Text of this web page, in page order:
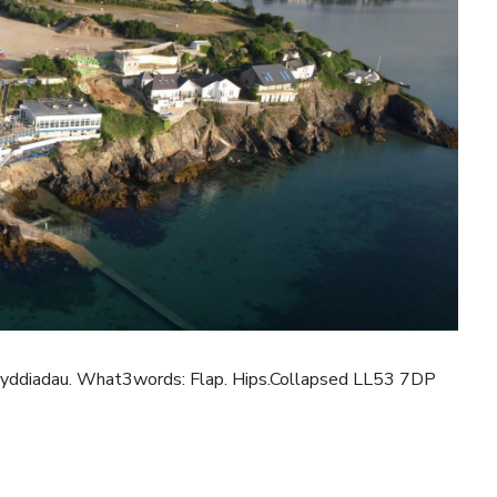
What3words: Flap. Hips.Collapsed LL53 7DP